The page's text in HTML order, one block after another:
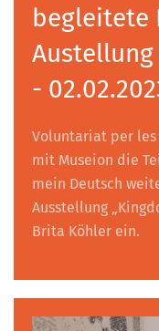
begleitete
-
Voluntariat per
mit Museion die
mein Deutsch
Ausstellung
Brita Köhler ein.